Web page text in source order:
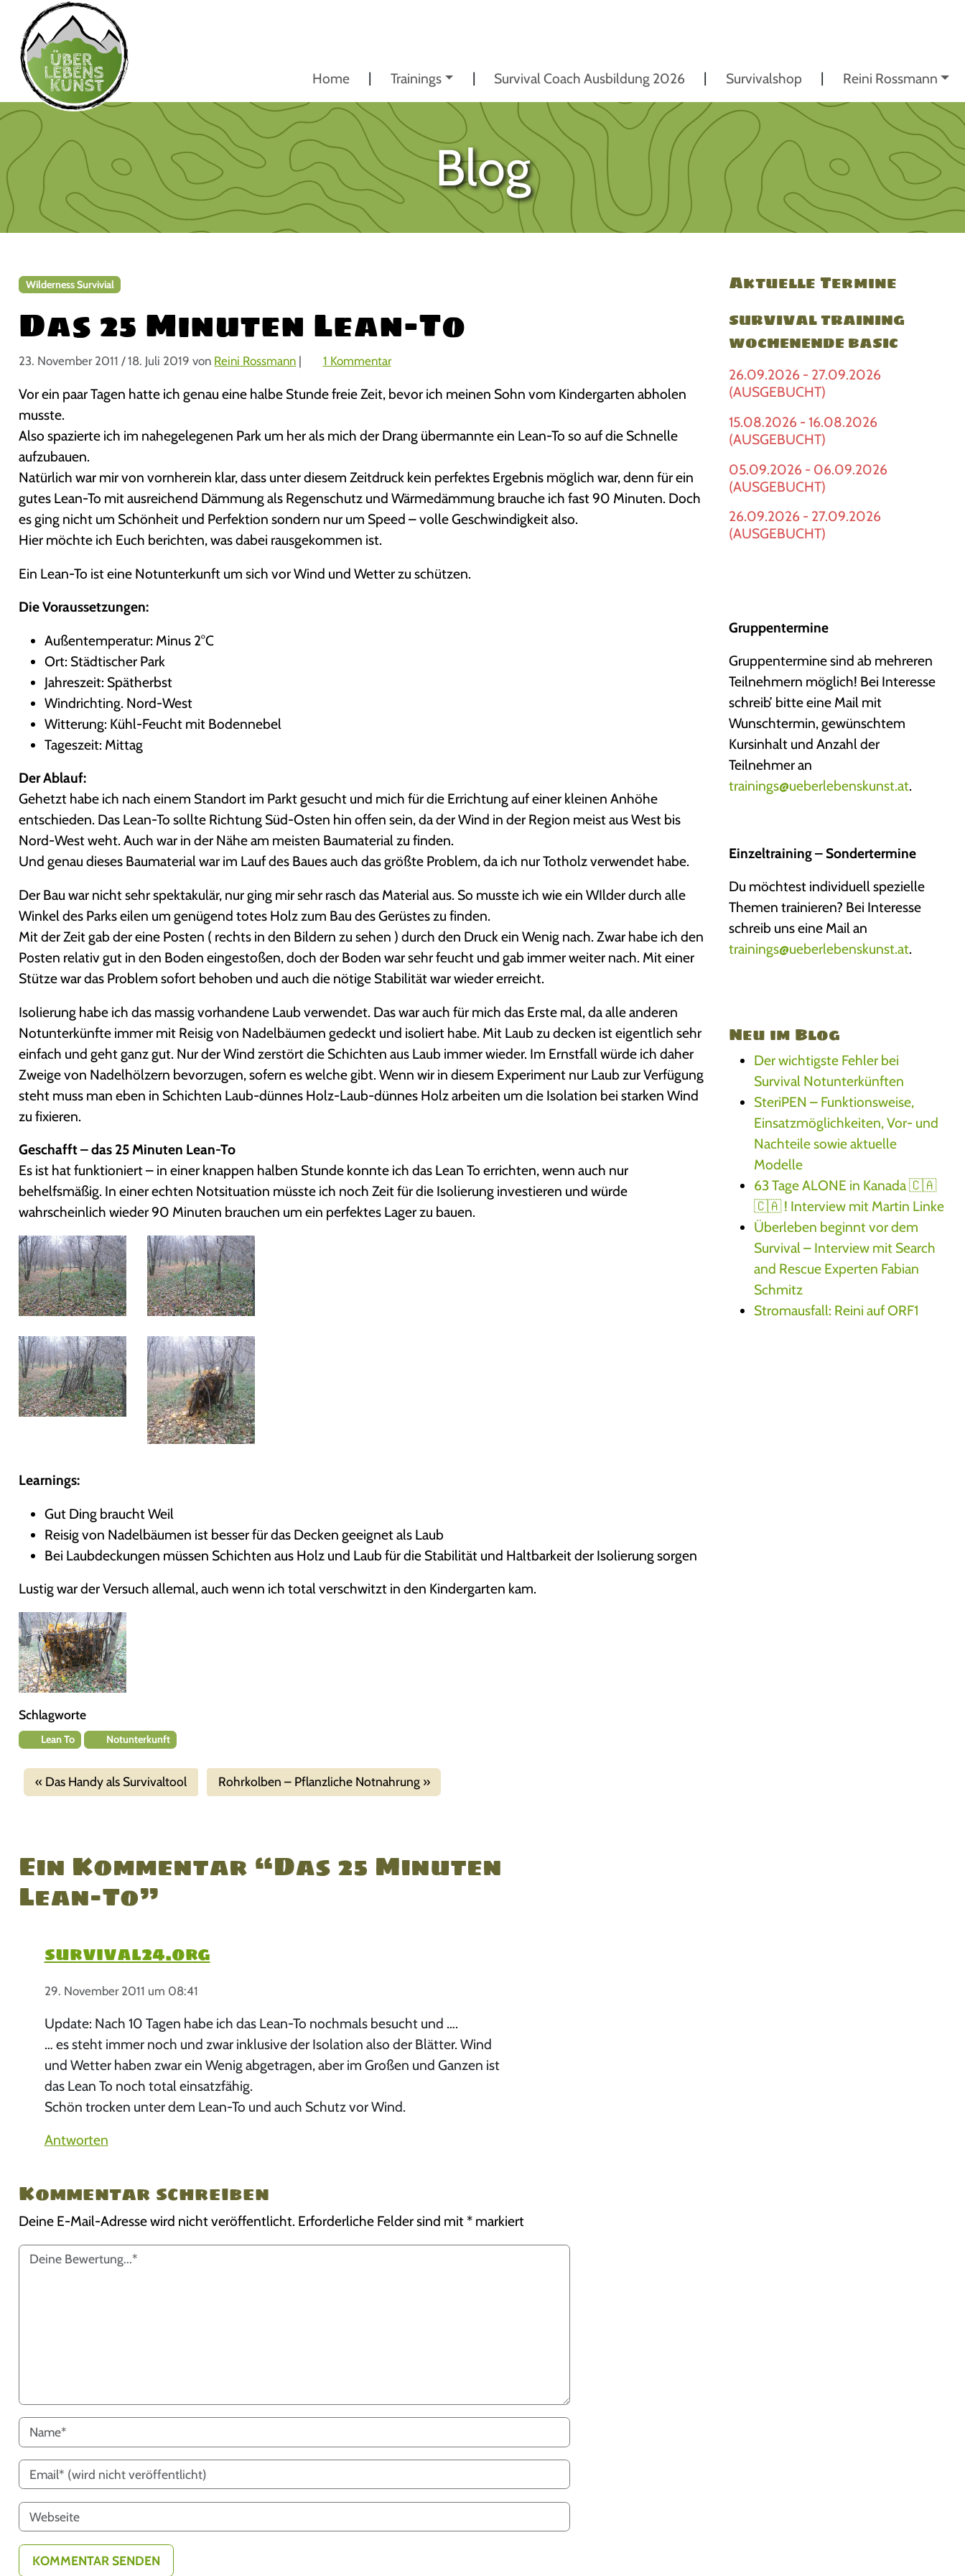
Home Trainings Survival Coach Ausbildung 2026 Survivalshop Reini Rossmann
Blog
Wilderness Survivial
Das 25 Minuten Lean-To
23. November 2011 / 18. Juli 2019 von Reini Rossmann | 1 Kommentarz
D
s
M
i
n
e
Vor ein paar Tagen hatte ich genau eine halbe Stunde freie Zeit, bevor ich meinen Sohn vom Kindergarten abholen
musste.
Also spazierte ich im nahegelegenen Park um her als mich der Drang übermannte ein Lean-To so auf die Schnelle
aufzubauen.
Natürlich war mir von vornherein klar, dass unter diesem Zeitdruck kein perfektes Ergebnis möglich war, denn für ein
gutes Lean-To mit ausreichend Dämmung als Regenschutz und Wärmedämmung brauche ich fast 90 Minuten. Doch
es ging nicht um Schönheit und Perfektion sondern nur um Speed – volle Geschwindigkeit also.
Hier möchte ich Euch berichten, was dabei rausgekommen ist.
Ein Lean-To ist eine Notunterkunft um sich vor Wind und Wetter zu schützen.
Die Voraussetzungen:
Außentemperatur: Minus 2°C
Ort: Städtischer Park
Jahreszeit: Spätherbst
Windrichting. Nord-West
Witterung: Kühl-Feucht mit Bodennebel
Tageszeit: Mittag
Der Ablauf:
Gehetzt habe ich nach einem Standort im Parkt gesucht und mich für die Errichtung auf einer kleinen Anhöhe
entschieden. Das Lean-To sollte Richtung Süd-Osten hin offen sein, da der Wind in der Region meist aus West bis
Nord-West weht. Auch war in der Nähe am meisten Baumaterial zu finden.
Und genau dieses Baumaterial war im Lauf des Baues auch das größte Problem, da ich nur Totholz verwendet habe.
Der Bau war nicht sehr spektakulär, nur ging mir sehr rasch das Material aus. So musste ich wie ein WIlder durch alle
Winkel des Parks eilen um genügend totes Holz zum Bau des Gerüstes zu finden.
Mit der Zeit gab der eine Posten ( rechts in den Bildern zu sehen ) durch den Druck ein Wenig nach. Zwar habe ich den
Posten relativ gut in den Boden eingestoßen, doch der Boden war sehr feucht und gab immer weiter nach. Mit einer
Stütze war das Problem sofort behoben und auch die nötige Stabilität war wieder erreicht.
Isolierung habe ich das massig vorhandene Laub verwendet. Das war auch für mich das Erste mal, da alle anderen
Notunterkünfte immer mit Reisig von Nadelbäumen gedeckt und isoliert habe. Mit Laub zu decken ist eigentlich sehr
einfach und geht ganz gut. Nur der Wind zerstört die Schichten aus Laub immer wieder. Im Ernstfall würde ich daher
Zweige von Nadelhölzern bevorzugen, sofern es welche gibt. Wenn wir in diesem Experiment nur Laub zur Verfügung
steht muss man eben in Schichten Laub-dünnes Holz-Laub-dünnes Holz arbeiten um die Isolation bei starken Wind
zu fixieren.
Geschafft – das 25 Minuten Lean-To
Es ist hat funktioniert – in einer knappen halben Stunde konnte ich das Lean To errichten, wenn auch nur
behelfsmäßig. In einer echten Notsituation müsste ich noch Zeit für die Isolierung investieren und würde
wahrscheinlich wieder 90 Minuten brauchen um ein perfektes Lager zu bauen.
Learnings:
Gut Ding braucht Weil
Reisig von Nadelbäumen ist besser für das Decken geeignet als Laub
Bei Laubdeckungen müssen Schichten aus Holz und Laub für die Stabilität und Haltbarkeit der Isolierung sorgen
Lustig war der Versuch allemal, auch wenn ich total verschwitzt in den Kindergarten kam.
Schlagworte
Lean To Notunterkunft
Das Handy als Survivaltool Rohrkolben – Pflanzliche Notnahrung
Ein Kommentar “Das 25 Minuten
Lean-To”
survival24.org
29. November 2011 um 08:41
Update: Nach 10 Tagen habe ich das Lean-To nochmals besucht und ….
… es steht immer noch und zwar inklusive der Isolation also der Blätter. Wind
und Wetter haben zwar ein Wenig abgetragen, aber im Großen und Ganzen ist
das Lean To noch total einsatzfähig.
Schön trocken unter dem Lean-To und auch Schutz vor Wind.
Antworten
Kommentar schreiben
Deine E-Mail-Adresse wird nicht veröffentlicht. Erforderliche Felder sind mit* markiert
Aktuelle Termine
SURVIVAL TRAINING
WOCHENENDE BASIC
26.09.2026 - 27.09.2026
(AUSGEBUCHT)
15.08.2026 - 16.08.2026
(AUSGEBUCHT)
05.09.2026 - 06.09.2026
(AUSGEBUCHT)
26.09.2026 - 27.09.2026
(AUSGEBUCHT)
Gruppentermine
Gruppentermine sind ab mehreren
Teilnehmern möglich! Bei Interesse
schreib’ bitte eine Mail mit
Wunschtermin, gewünschtem
Kursinhalt und Anzahl der
Teilnehmer an
trainings@ueberlebenskunst.at.
Einzeltraining – Sondertermine
Du möchtest individuell spezielle
Themen trainieren? Bei Interesse
schreib uns eine Mail an
trainings@ueberlebenskunst.at.
Neu im Blog
Der wichtigste Fehler bei
Survival Notunterkünften
SteriPEN – Funktionsweise,
Einsatzmöglichkeiten, Vor- und
Nachteile sowie aktuelle
Modelle
63 Tage ALONE in Kanada 🇨🇦
🇨🇦 ! Interview mit Martin Linke
Überleben beginnt vor dem
Survival – Interview mit Search
and Rescue Experten Fabian
Schmitz
Stromausfall: Reini auf ORF1